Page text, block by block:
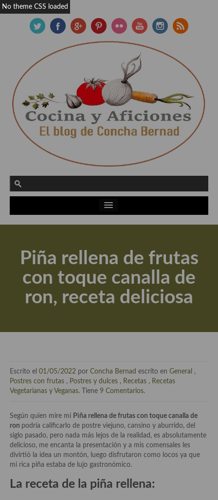
Actualidad y recomendaciones
Apuntes, estudios sobre temas interesantes e importantes
Aceite de Oliva Virgen Extra (AOVE)
Recetas maridadas con los mejores AOVES
Tiendas especiales
Especias, hierbas, condimentos, espesantes y aditivos
Historia de la gastronomía, platos celebres, cocineros, críticos,
historias culinarias y otras cosas
Origen y evolución de la comida
Protocolo y buenas maneras.
Piña rellena de frutas
con toque canalla de
ron, receta deliciosa
Escrito el 01/05/2022 por Concha Bernad escrito en General
,
Postres con frutas , Postres y dulces , Recetas , Recetas
Vegetarianas y Veganas. Tiene 9 Comentarios.
Según quien mire mi Piña rellena de frutas con toque canalla de
ron podría calificarlo de postre viejuno, cansino y aburrido, del
siglo pasado, pero nada más lejos de la realidad, es absolutamente
delicioso, me encanta la presentación y a mis comensales les
divirtió la idea un montón, luego disfrutaron como locos ya que
mi rica piña estaba de lujo gastronómico.
La receta de la piña rellena:
No theme CSS loaded